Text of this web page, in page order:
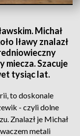
Michał
Iławy znalazł
miecza. Szacuje
tysiąc lat.
to doskonale
- czyli dolne
Znalazł je Michał
metali